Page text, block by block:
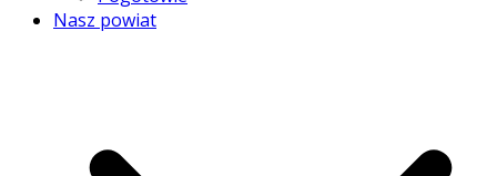
Nasz powiat